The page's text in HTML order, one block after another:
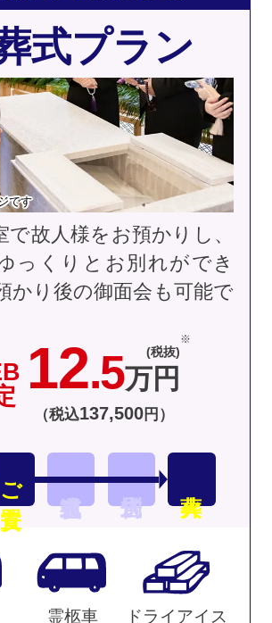
です
式プラン
12.5万円
(税抜)
（税込137,500円）
ご安置
で故人様をお預かりし、
っくりとお別れができ
かり後の御面会も可能で
霊柩車 ドライアイス